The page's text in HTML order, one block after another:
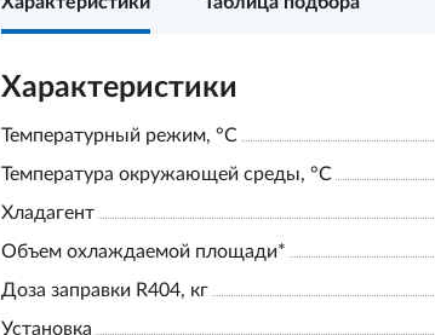
Характеристики
Температурный режим, °С
Температура окружающей среды, °С
Хладагент
Объем охлаждаемой площади*
Доза заправки R404, кг
Установка